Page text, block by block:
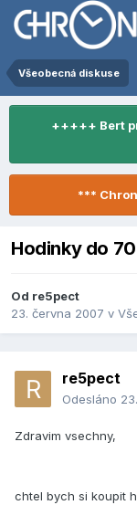
Všeobecná diskuse
+++++ Bert
***
Hodinky do
Od re5pect
23. června 2007 v
re5pect
Odesláno
Zdravim vsechny,
chtel bych si koupit